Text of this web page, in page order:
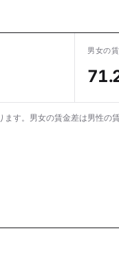
男女の
す。男女の賃金差は男性の